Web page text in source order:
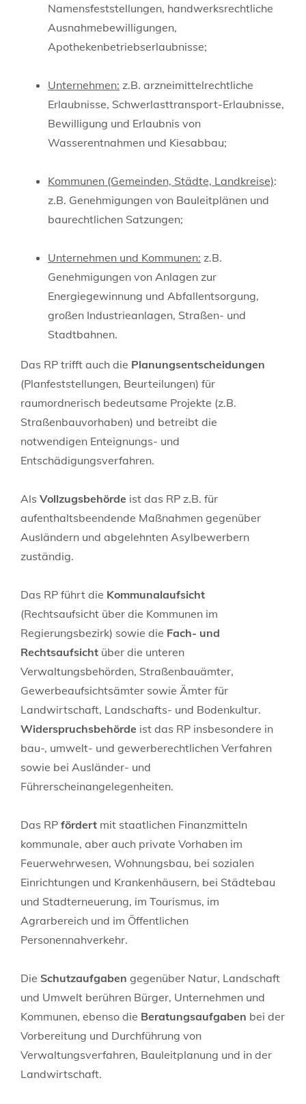
Namensfeststellungen, handwerksrechtliche
Ausnahmebewilligungen,
Apothekenbetriebserlaubnisse;
Unternehmen: z.B. arzneimittelrechtliche
Erlaubnisse, Schwerlasttransport-Erlaubnisse,
Bewilligung und Erlaubnis von
Wasserentnahmen und Kiesabbau;
Kommunen (Gemeinden, Städte, Landkreise):
z.B. Genehmigungen von Bauleitplänen und
baurechtlichen Satzungen;
Unternehmen und Kommunen: z.B.
Genehmigungen von Anlagen zur
Energiegewinnung und Abfallentsorgung,
großen Industrieanlagen, Straßen- und
Stadtbahnen.
Das RP trifft auch die Planungsentscheidungen
(Planfeststellungen, Beurteilungen) für
raumordnerisch bedeutsame Projekte (z.B.
Straßenbauvorhaben) und betreibt die
notwendigen Enteignungs- und
Entschädigungsverfahren.
Als Vollzugsbehörde ist das RP z.B. für
aufenthaltsbeendende Maßnahmen gegenüber
Ausländern und abgelehnten Asylbewerbern
zuständig.
Das RP führt die Kommunalaufsicht
(Rechtsaufsicht über die Kommunen im
Regierungsbezirk) sowie die Fach- und
Rechtsaufsicht über die unteren
Verwaltungsbehörden, Straßenbauämter,
Gewerbeaufsichtsämter sowie Ämter für
Landwirtschaft, Landschafts- und Bodenkultur.
Widerspruchsbehörde ist das RP insbesondere in
bau-, umwelt- und gewerberechtlichen Verfahren
sowie bei Ausländer- und
Führerscheinangelegenheiten.
Das RP fördert mit staatlichen Finanzmitteln
kommunale, aber auch private Vorhaben im
Feuerwehrwesen, Wohnungsbau, bei sozialen
Einrichtungen und Krankenhäusern, bei Städtebau
und Stadterneuerung, im Tourismus, im
Agrarbereich und im Öffentlichen
Personennahverkehr.
Die Schutzaufgaben gegenüber Natur, Landschaft
und Umwelt berühren Bürger, Unternehmen und
Kommunen, ebenso die Beratungsaufgaben bei der
Vorbereitung und Durchführung von
Verwaltungsverfahren, Bauleitplanung und in der
Landwirtschaft.